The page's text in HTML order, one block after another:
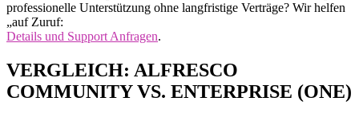
professionelle Unterstützung ohne langfristige Verträge? Wir helfen
„auf Zuruf:
Details und Support Anfragen.
VERGLEICH: ALFRESCO
COMMUNITY VS. ENTERPRISE (ONE)